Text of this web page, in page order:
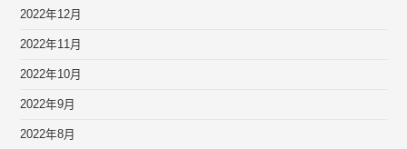
2022年12月
2022年11月
2022年10月
2022年9月
2022年8月